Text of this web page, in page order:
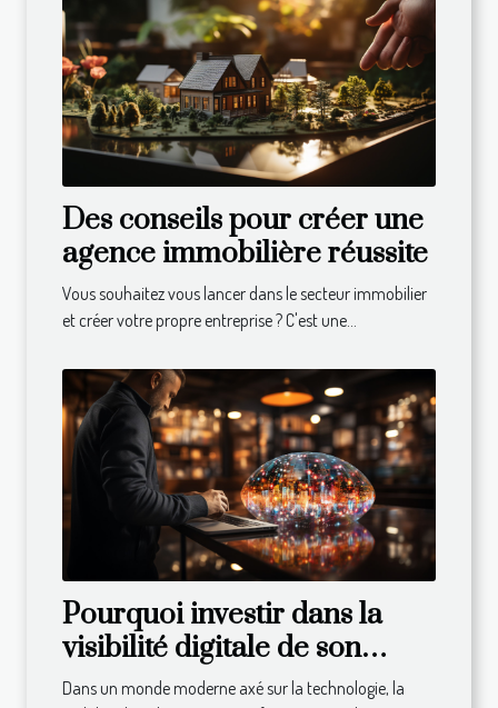
Des conseils pour créer une
agence immobilière réussite
Vous souhaitez vous lancer dans le secteur immobilier
et créer votre propre entreprise ? C'est une...
Pourquoi investir dans la
visibilité digitale de son
entreprise ?
Dans un monde moderne axé sur la technologie, la